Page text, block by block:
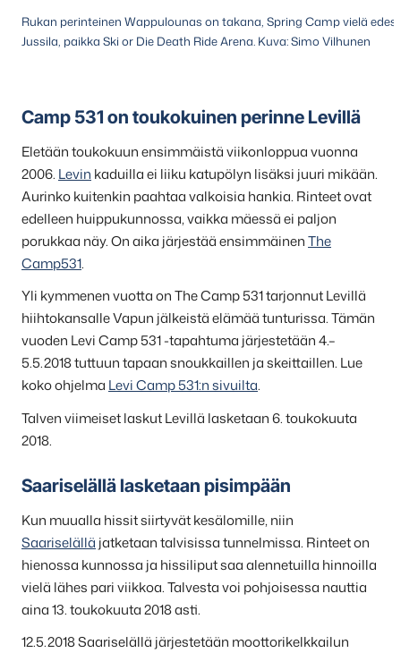
Rukan perinteinen Wappulounas on takana, Spring Camp vielä
Jussila, paikka Ski or Die Death Ride Arena. Kuva: Simo Vilhunen
Camp 531 on toukokuinen perinne Levillä
Eletään toukokuun ensimmäistä viikonloppua vuonna
2006. Levin kaduilla ei liiku katupölyn lisäksi juuri mikään.
Aurinko kuitenkin paahtaa valkoisia hankia. Rinteet ovat
edelleen huippukunnossa, vaikka mäessä ei paljon
porukkaa näy. On aika järjestää ensimmäinenThe
Camp531.
Yli kymmenen vuotta on The Camp 531 tarjonnut Levillä
hiihtokansalle Vapun jälkeistä elämää tunturissa. Tämän
vuoden Levi Camp 531 -tapahtuma järjestetään 4.–
5.5.2018 tuttuun tapaan snoukkaillen ja skeittaillen. Lue
koko ohjelma Levi Camp 531:n sivuilta.
Talven viimeiset laskut Levillä lasketaan 6. toukokuuta
2018.
Saariselällä lasketaan pisimpään
Kun muualla hissit siirtyvät kesälomille, niin
Saariselällä jatketaan talvisissa tunnelmissa. Rinteet on
hienossa kunnossa ja hissiliput saa alennetuilla hinnoilla
vielä lähes pari viikkoa. Talvesta voi pohjoisessa nauttia
aina 13. toukokuuta 2018 asti.
12.5.2018 Saariselällä järjestetään moottorikelkkailun